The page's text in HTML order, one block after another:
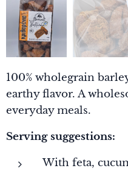
100% wholegrain
earthy flavor. A
everyday meals.
Serving suggestions:
With feta,